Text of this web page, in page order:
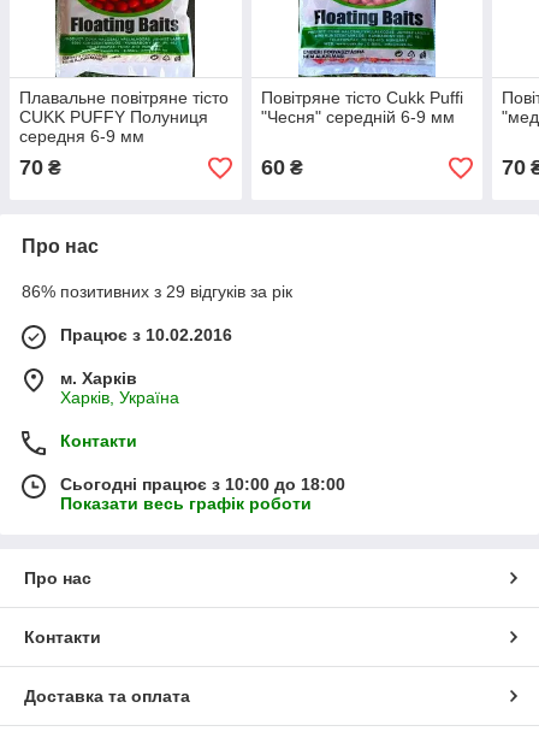
Плавальне повітряне тісто
CUKK PUFFY Полуниця
середня 6-9 мм
70 ₴
Повітряне тісто Cukk Puffi
"Чесня" середній 6-9 мм
60₴ 70
Про нас
86% позитивних з 29 відгуків за рік
Працює з 10.02.2016
м. Харків
Харків, Україна
Контакти
Сьогодні працює з 10:00 до 18:00
Показати весь графік роботи
Про нас
Контакти
Доставка та оплата